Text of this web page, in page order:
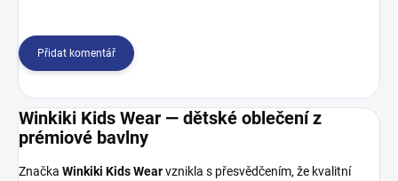
Přidat komentář
Winkiki Kids Wear — dětské oblečení z
prémiové bavlny
Značka Winkiki Kids Wearvznikla s přesvědčením, že kvalitní